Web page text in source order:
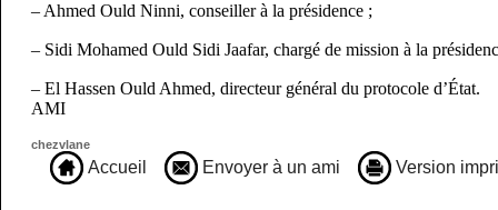
– Ahmed Ould Ninni, conseiller à la présidence ;
– Sidi Mohamed Ould Sidi Jaafar, chargé de mission à la
– El Hassen Ould Ahmed, directeur général du protocole d’État.
AMI
chezvlane
Accueil Envoyer à un ami Version